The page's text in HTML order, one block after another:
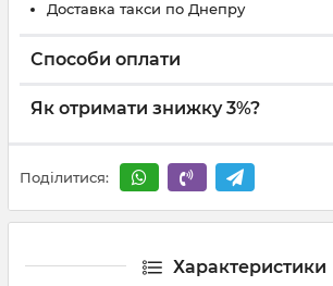
Доставка такси по Днепру
Способи оплати
Як отримати знижку 3%?
Поділитися:
Характеристики